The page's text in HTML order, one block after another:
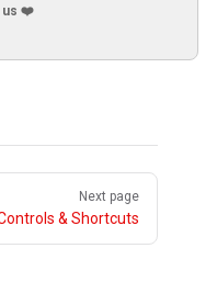
us ❤️
Next page
& Shortcuts